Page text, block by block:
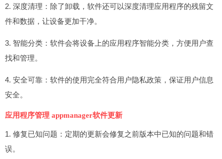
2. 深度清理：除了卸载，软件还可以深度清理应用程序的残留文
件和数据，让设备更加干净。
3. 智能分类：软件会将设备上的应用程序智能分类，方便用户查
找和管理。
4. 安全可靠：软件的使用完全符合用户隐私政策，保证用户信息
安全。
应用程序管理 appmanager软件更新
1. 修复已知问题：定期的更新会修复之前版本中已知的问题和错
误。